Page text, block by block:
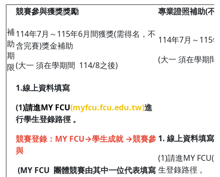
競賽參與獲獎獎勵 專業證照補助(不
補
助
期
限
114年7月～115年6月間獲獎(需得名，不
含完賽)獎金補助
(大一 須在學期間 114/8之後)
114年7月～115
(大一 須在學期
1.線上資料填寫
(1)請進MY FCU(myfcu.fcu.edu.tw)進
行學生登錄路徑 。
競賽登錄：MY FCU→學生成就 →競賽參
與
(MY FCU 團體競賽由其中一位代表填寫
1. 線上資料填寫
(1)請進MY FCU(
生登錄路徑 。